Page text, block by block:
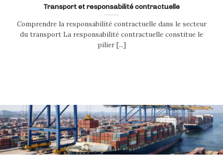
Transport et responsabilité contractuelle
Comprendre la responsabilité contractuelle dans le secteur
du transport La responsabilité contractuelle constitue le
pilier [...]